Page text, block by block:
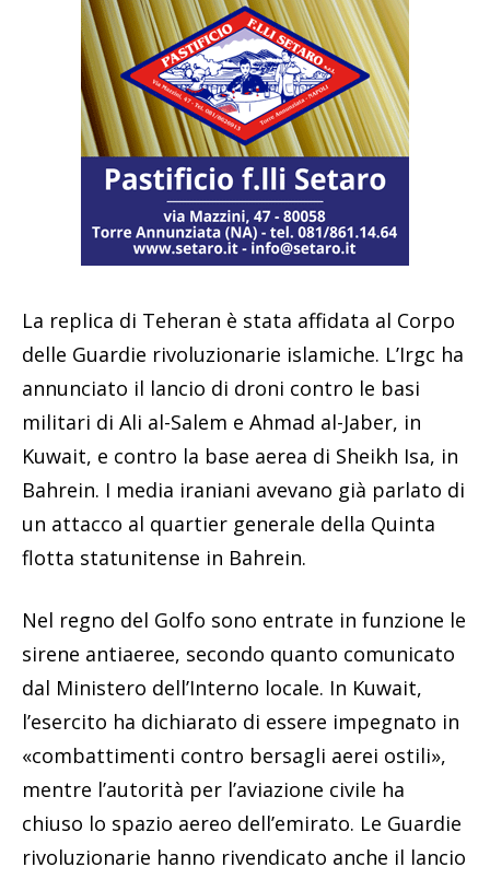
La replica di Teheran è stata affidata al Corpo
delle Guardie rivoluzionarie islamiche. L’Irgc ha
annunciato il lancio di droni contro le basi
militari di Ali al-Salem e Ahmad al-Jaber, in
Kuwait, e contro la base aerea di Sheikh Isa, in
Bahrein. I media iraniani avevano già parlato di
un attacco al quartier generale della Quinta
flotta statunitense in Bahrein.
Nel regno del Golfo sono entrate in funzione le
sirene antiaeree, secondo quanto comunicato
dal Ministero dell’Interno locale. In Kuwait,
l’esercito ha dichiarato di essere impegnato in
«combattimenti contro bersagli aerei ostili»,
mentre l’autorità per l’aviazione civile ha
chiuso lo spazio aereo dell’emirato. Le Guardie
rivoluzionarie hanno rivendicato anche il lancio